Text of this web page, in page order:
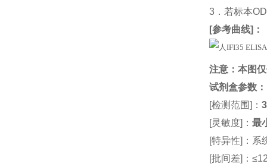
3．若标本
[参考曲线]：
注意：本图
试剂盒参数 ：
[检测范围]：
[灵敏度]：最
[特异性]：系
[批间差]：